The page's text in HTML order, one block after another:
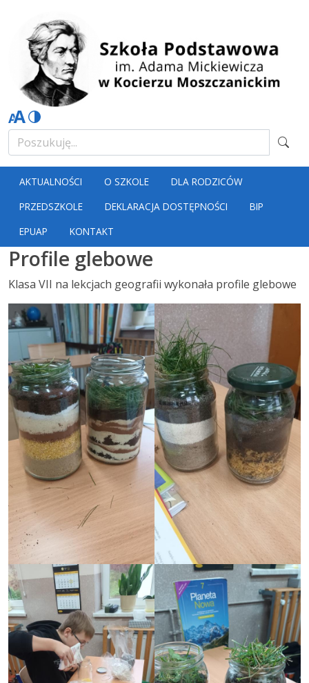
AKTUALNOŚCI O SZKOLE
DLA RODZICÓW
PRZEDSZKOLE
DEKLARACJA DOSTĘPNOŚCI
BIP
EPUAP
KONTAKT
Profile glebowe
Klasa VII na lekcjach geografii wykonała profile glebowe